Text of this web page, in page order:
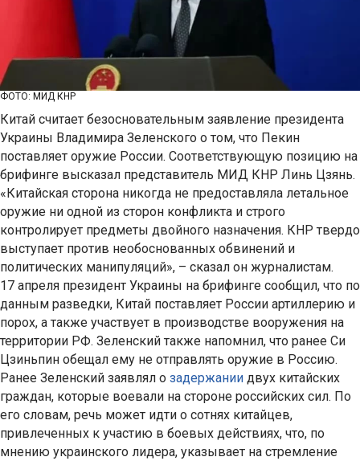
ФОТО: МИД КНР
Китай считает безосновательным заявление президента
Украины Владимира Зеленского о том, что Пекин
поставляет оружие России. Соответствующую позицию на
брифинге высказал представитель МИД КНР Линь Цзянь.
«Китайская сторона никогда не предоставляла летальное
оружие ни одной из сторон конфликта и строго
контролирует предметы двойного назначения. КНР твердо
выступает против необоснованных обвинений и
политических манипуляций», – сказал он журналистам.
17 апреля президент Украины на брифинге сообщил, что по
данным разведки, Китай поставляет России артиллерию и
порох, а также участвует в производстве вооружения на
территории РФ. Зеленский также напомнил, что ранее Си
Цзиньпин обещал ему не отправлять оружие в Россию.
Ранее Зеленский заявлял о задержании двух китайских
граждан, которые воевали на стороне российских сил. По
его словам, речь может идти о сотнях китайцев,
привлеченных к участию в боевых действиях, что, по
мнению украинского лидера, указывает на стремление